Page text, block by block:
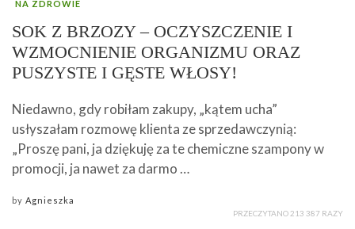
NA ZDROWIE
SOK Z BRZOZY – OCZYSZCZENIE I
WZMOCNIENIE ORGANIZMU ORAZ
PUSZYSTE I GĘSTE WŁOSY!
Niedawno, gdy robiłam zakupy, „kątem ucha”
usłyszałam rozmowę klienta ze sprzedawczynią:
„Proszę pani, ja dziękuję za te chemiczne szampony w
promocji, ja nawet za darmo …
by Agnieszka
PRZECZYTANO 213 387 RAZY